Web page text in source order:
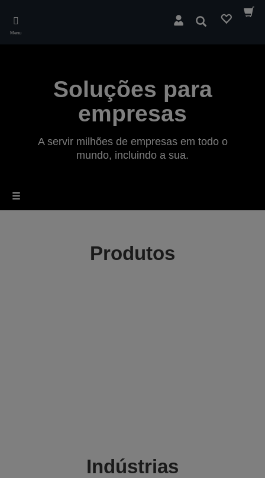
main
Menu
Pesquisar
Soluções para
empresas
A servir milhões de empresas em todo o
mundo, incluindo a sua.
Produtos
Indústrias